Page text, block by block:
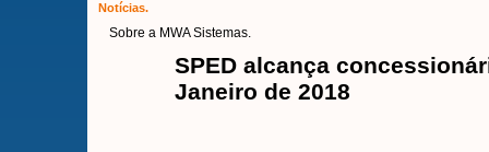
Notícias.
Sobre a MWA Sistemas.
SPED alcança
Janeiro de 2018